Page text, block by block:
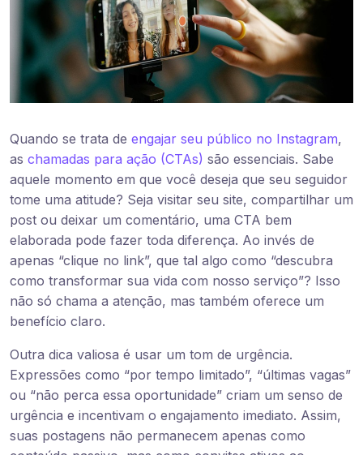
Quando se trata de engajar seu público no Instagram,
as chamadas para ação (CTAs) são essenciais. Sabe
aquele momento em que você deseja que seu seguidor
tome uma atitude? Seja visitar seu site, compartilhar um
post ou deixar um comentário, uma CTA bem
elaborada pode fazer toda diferença. Ao invés de
apenas “clique no link”, que tal algo como “descubra
como transformar sua vida com nosso serviço”? Isso
não só chama a atenção, mas também oferece um
benefício claro.
Outra dica valiosa é usar um tom de urgência.
Expressões como “por tempo limitado”, “últimas vagas”
ou “não perca essa oportunidade” criam um senso de
urgência e incentivam o engajamento imediato. Assim,
suas postagens não permanecem apenas como